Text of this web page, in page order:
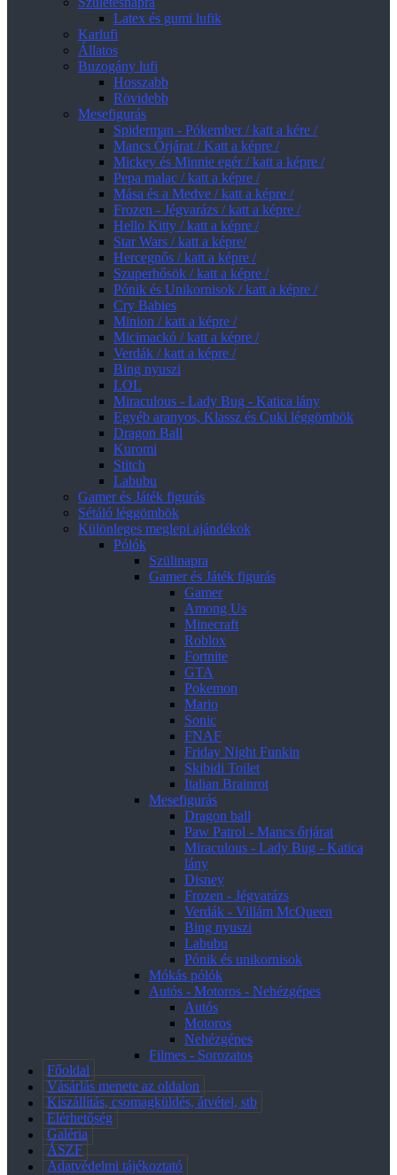
Latex és gumi lufik
Karlufi
Állatos
Buzogány lufi
Hosszabb
Rövidebb
Mesefigurás
Spiderman - Pókember / katt a kére /
Mancs Őrjárat / Katt a képre /
Mickey és Minnie egér / katt a képre /
Pepa malac / katt a képre /
Mása és a Medve / katt a képre /
Frozen - Jégvarázs / katt a képre /
Hello Kitty / katt a képre /
Star Wars / katt a képre/
Hercegnős / katt a képre /
Szuperhősök / katt a képre /
Pónik és Unikornisok / katt a képre /
Cry Babies
Minion / katt a képre /
Micimackó / katt a képre /
Verdák / katt a képre /
Bing nyuszi
LOL
Miraculous - Lady Bug - Katica lány
Egyéb aranyos, Klassz és Cuki léggömbök
Dragon Ball
Kuromi
Stitch
Labubu
Gamer és Játék figurás
Sétáló léggömbök
Különleges meglepi ajándékok
Pólók
Szülinapra
Gamer és Játék figurás
Gamer
Among Us
Minecraft
Roblox
Fortnite
GTA
Pokemon
Mario
Sonic
FNAF
Friday Night Funkin
Skibidi Toilet
Italian Brainrot
Mesefigurás
Dragon ball
Paw Patrol - Mancs őrjárat
Miraculous - Lady Bug - Katica
lány
Disney
Frozen - Jégvarázs
Verdák - Villám McQueen
Bing nyuszi
Labubu
Pónik és unikornisok
Mókás pólók
Autós - Motoros - Nehézgépes
Autós
Motoros
Nehézgépes
Filmes - Sorozatos
Főoldal
Vásárlás menete az oldalon
Kiszállítás, csomagküldés, átvétel, stb
Elérhetőség
Galéria
ÁSZF
Adatvédelmi tájékoztató